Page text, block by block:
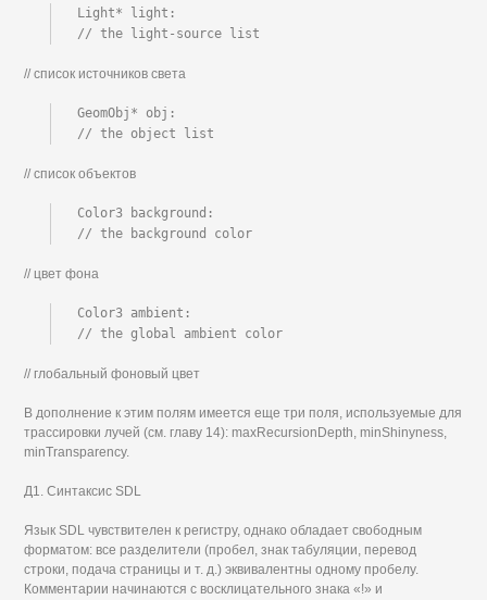
Light* light:
// the light-source list
// список источников света
GeomObj* obj:
// the object list
// список объектов
Color3 background:
// the background color
// цвет фона
Color3 ambient:
// the global ambient color
// глобальный фоновый цвет
В дополнение к этим полям имеется еще три поля, используемые для
трассировки лучей (см. главу 14): maxRecursionDepth, minShinyness,
minTransparency.
Д1. Синтаксис SDL
Язык SDL чувствителен к регистру, однако обладает свободным
форматом: все разделители (пробел, знак табуляции, перевод
строки, подача страницы и т. д.) эквивалентны одному пробелу.
Комментарии начинаются с восклицательного знака «!» и